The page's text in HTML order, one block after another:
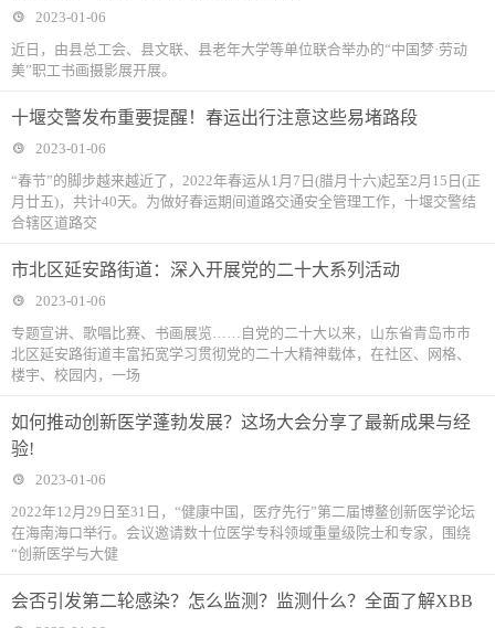
2023-01-06
近日，由县总工会、县文联、县老年大学等单位联合举办的“中国梦·劳动
美”职工书画摄影展开展。
十堰交警发布重要提醒！春运出行注意这些易堵路段
2023-01-06
“春节”的脚步越来越近了，2022年春运从1月7日(腊月十六)起至2月15日(正
月廿五)，共计40天。为做好春运期间道路交通安全管理工作，十堰交警结
合辖区道路交
市北区延安路街道：深入开展党的二十大系列活动
2023-01-06
专题宣讲、歌唱比赛、书画展览……自党的二十大以来，山东省青岛市市
北区延安路街道丰富拓宽学习贯彻党的二十大精神载体，在社区、网格、
楼宇、校园内，一场
如何推动创新医学蓬勃发展？这场大会分享了最新成果与经
验!
2023-01-06
2022年12月29日至31日，“健康中国，医疗先行”第二届博鳌创新医学论坛
在海南海口举行。会议邀请数十位医学专科领域重量级院士和专家，围绕
“创新医学与大健
会否引发第二轮感染？怎么监测？监测什么？全面了解XBB